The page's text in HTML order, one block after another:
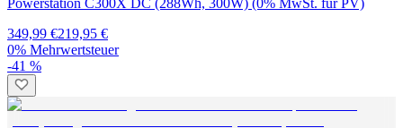
Powerstation C300X DC (288Wh, 300W) (0% MwSt. für PV)
349,99 €219,95 €
0% Mehrwertsteuer
-41 %